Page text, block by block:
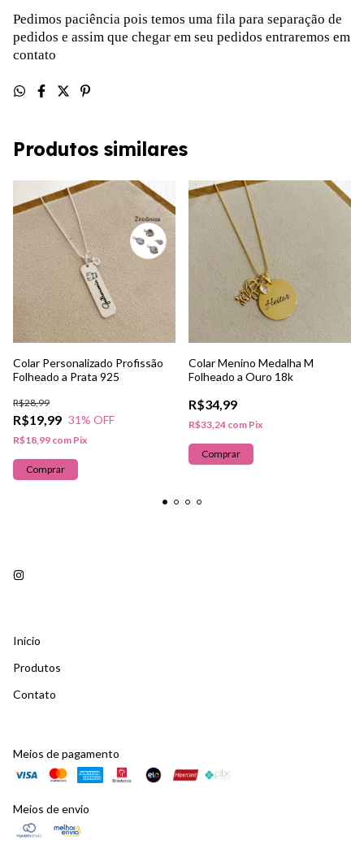
Pedimos paciência pois temos uma fila para separação de
pedidos e assim que chegar em seu pedidos entraremos em
contato
Produtos similares
Colar Personalizado Profissão
Folheado a Prata 925
R$19,99
R$28,99
31% OFF
R$18,99 com Pix
Comprar
Colar Menino Medalha M
Folheado a Ouro 18k
R$34,99
R$33,24 com Pix
Comprar
Início
Produtos
Contato
Meios de pagamento
Meios de envio